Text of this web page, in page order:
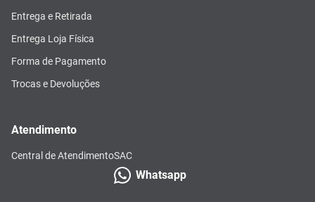
Entrega e Retirada
Entrega Loja Física
Forma de Pagamento
Trocas e Devoluções
Atendimento
Central de AtendimentoSAC
Whatsapp